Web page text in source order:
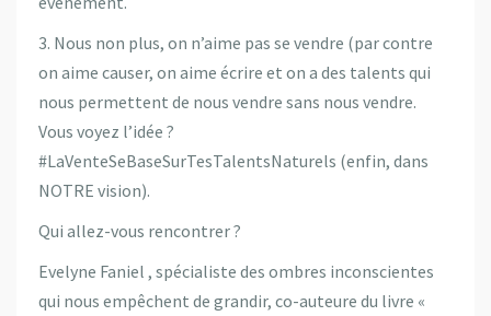
3. Nous non plus, on n’aime pas se vendre (par contre
on aime causer, on aime écrire et on a des talents qui
nous permettent de nous vendre sans nous vendre.
Vous voyez l’idée ?
#LaVenteSeBaseSurTesTalentsNaturels (enfin, dans
NOTRE vision).
Qui allez-vous rencontrer ?
Evelyne Faniel , spécialiste des ombres inconscientes
qui nous empêchent de grandir, co-auteure du livre «